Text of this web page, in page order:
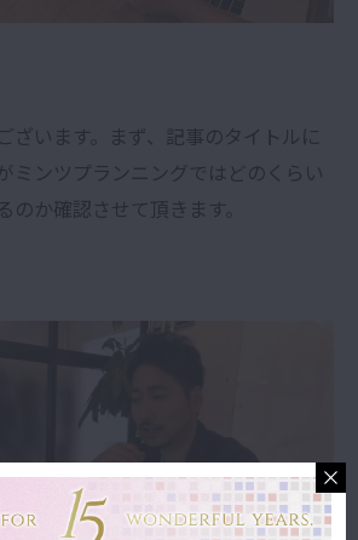
ざいます。まず、記事のタイトルに
ミンツプランニングではどのくらい
か確認させて頂きます。